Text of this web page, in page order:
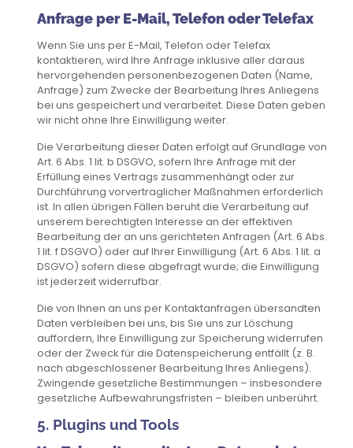
Anfrage per E-Mail, Telefon oder Telefax
Wenn Sie uns per E-Mail, Telefon oder Telefax
kontaktieren, wird Ihre Anfrage inklusive aller daraus
hervorgehenden personenbezogenen Daten (Name,
Anfrage) zum Zwecke der Bearbeitung Ihres Anliegens
bei uns gespeichert und verarbeitet. Diese Daten geben
wir nicht ohne Ihre Einwilligung weiter.
Die Verarbeitung dieser Daten erfolgt auf Grundlage von
Art. 6 Abs. 1 lit. b DSGVO, sofern Ihre Anfrage mit der
Erfüllung eines Vertrags zusammenhängt oder zur
Durchführung vorvertraglicher Maßnahmen erforderlich
ist. In allen übrigen Fällen beruht die Verarbeitung auf
unserem berechtigten Interesse an der effektiven
Bearbeitung der an uns gerichteten Anfragen (Art. 6 Abs.
1 lit. f DSGVO) oder auf Ihrer Einwilligung (Art. 6 Abs. 1 lit. a
DSGVO) sofern diese abgefragt wurde; die Einwilligung
ist jederzeit widerrufbar.
Die von Ihnen an uns per Kontaktanfragen übersandten
Daten verbleiben bei uns, bis Sie uns zur Löschung
auffordern, Ihre Einwilligung zur Speicherung widerrufen
oder der Zweck für die Datenspeicherung entfällt (z. B.
nach abgeschlossener Bearbeitung Ihres Anliegens).
Zwingende gesetzliche Bestimmungen – insbesondere
gesetzliche Aufbewahrungsfristen – bleiben unberührt.
5. Plugins und Tools